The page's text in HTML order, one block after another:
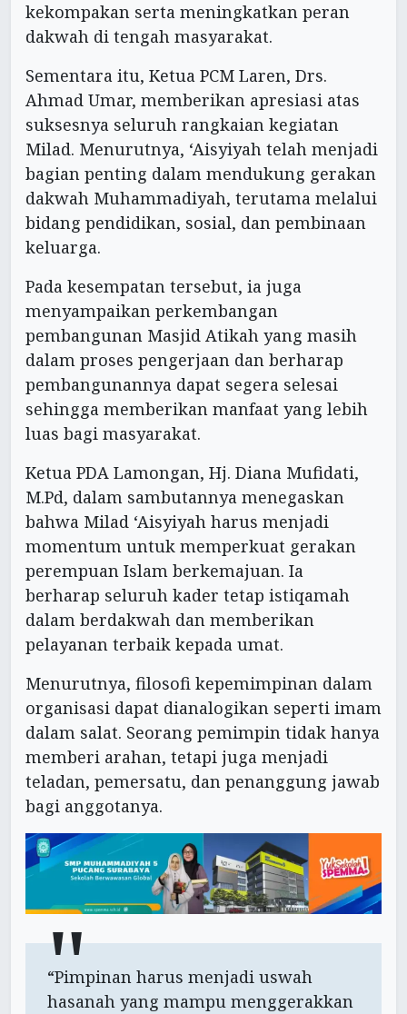
kekompakan serta meningkatkan peran
dakwah di tengah masyarakat.
Sementara itu, Ketua PCM Laren, Drs.
Ahmad Umar, memberikan apresiasi atas
suksesnya seluruh rangkaian kegiatan
Milad. Menurutnya, ‘Aisyiyah telah menjadi
bagian penting dalam mendukung gerakan
dakwah Muhammadiyah, terutama melalui
bidang pendidikan, sosial, dan pembinaan
keluarga.
Pada kesempatan tersebut, ia juga
menyampaikan perkembangan
pembangunan Masjid Atikah yang masih
dalam proses pengerjaan dan berharap
pembangunannya dapat segera selesai
sehingga memberikan manfaat yang lebih
luas bagi masyarakat.
Ketua PDA Lamongan, Hj. Diana Mufidati,
M.Pd, dalam sambutannya menegaskan
bahwa Milad ‘Aisyiyah harus menjadi
momentum untuk memperkuat gerakan
perempuan Islam berkemajuan. Ia
berharap seluruh kader tetap istiqamah
dalam berdakwah dan memberikan
pelayanan terbaik kepada umat.
Menurutnya, filosofi kepemimpinan dalam
organisasi dapat dianalogikan seperti imam
dalam salat. Seorang pemimpin tidak hanya
memberi arahan, tetapi juga menjadi
teladan, pemersatu, dan penanggung jawab
bagi anggotanya.
“Pimpinan harus menjadi uswah
hasanah yang mampu menggerakkan